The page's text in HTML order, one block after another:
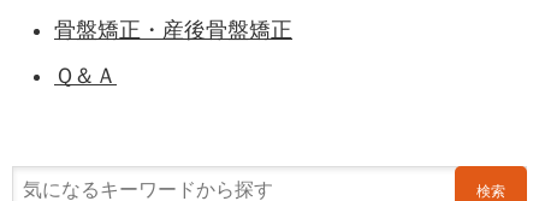
骨盤矯正・産後骨盤矯正
Ｑ＆Ａ
検索